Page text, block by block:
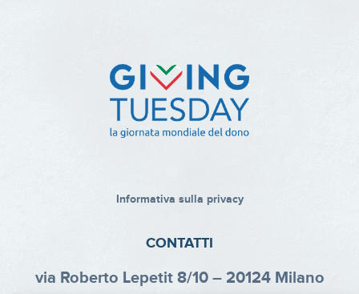
Informativa sulla privacy
CONTATTI
via Roberto Lepetit 8/10 – 20124 Milano